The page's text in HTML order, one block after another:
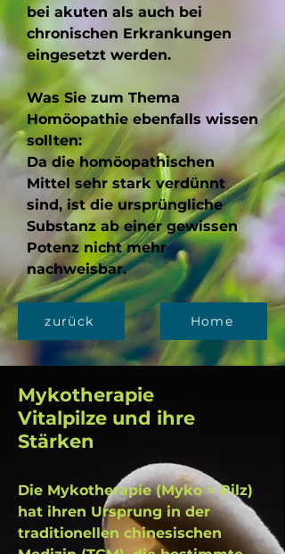
bei akuten als auch bei
chronischen Erkrankungen
eingesetzt werden.
Was Sie zum Thema
Homöopathie ebenfalls wissen
sollten:
Da die homöopathischen
Mittel sehr stark verdünnt
sind, ist die ursprüngliche
Substanz ab einer gewissen
Potenz nicht mehr
nachweisbar.
zurück Home
Mykotherapie
Vitalpilze und ihre
Stärken
Die Mykotherapie (Myko = Pilz)
hat ihren Ursprung in der
traditionellen chinesischen